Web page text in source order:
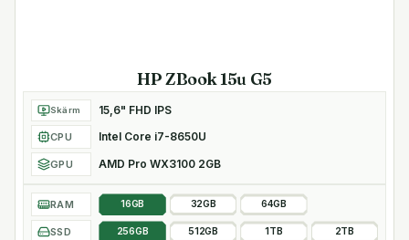
HP ZBook 15u G5
Skärm 15,6" FHD IPS
CPU Intel Core i7-8650U
GPU AMD Pro WX3100 2GB
RAM 16GB 32GB 64GB
SSD 256GB 512GB 1TB 2TB